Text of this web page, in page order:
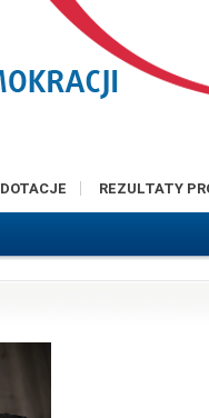
DOTACJE REZULTATY